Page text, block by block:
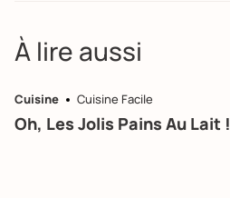
À lire aussi
Cuisine Cuisine Facile
Oh, Les Jolis Pains Au Lait !